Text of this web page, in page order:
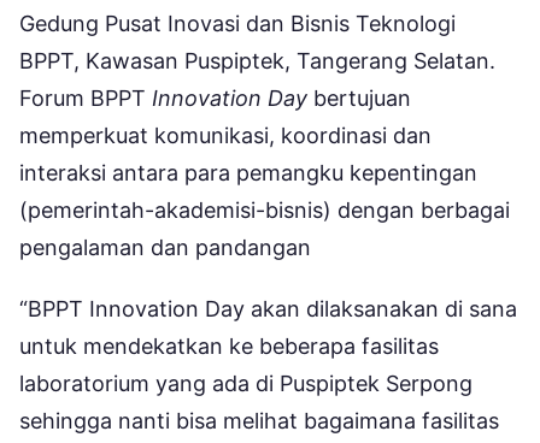
Gedung Pusat Inovasi dan Bisnis Teknologi
BPPT, Kawasan Puspiptek, Tangerang Selatan.
Forum BPPT Innovation Day bertujuan
memperkuat komunikasi, koordinasi dan
interaksi antara para pemangku kepentingan
(pemerintah-akademisi-bisnis) dengan berbagai
pengalaman dan pandangan
“BPPT Innovation Day akan dilaksanakan di sana
untuk mendekatkan ke beberapa fasilitas
laboratorium yang ada di Puspiptek Serpong
sehingga nanti bisa melihat bagaimana fasilitas